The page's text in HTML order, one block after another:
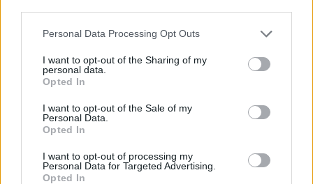
negar su consentimiento. Tenga en cuenta que algún
de su consentimiento, pero usted tiene el derecho de
rechazar tal procesamiento. Sus preferencias se aplicarán
cualquier momento entrando de nuevo en este sitio web o
visitando nuestra política de privacidad.
Personal Data Processing Opt Outs
I want to opt-out of the Sharing of my
personal data.
Opted In
I want to opt-out of the Sale of my
Personal Data.
Opted In
I want to opt-out of processing my
Personal Data for Targeted Advertising.
Opted In